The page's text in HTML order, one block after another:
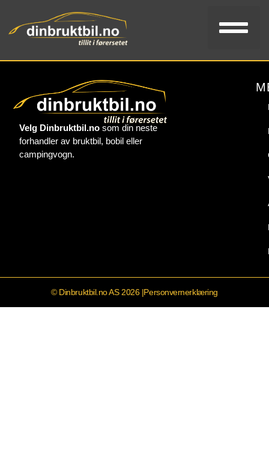
Velg Dinbruktbil.nosom din neste
forhandler av bruktbil, bobil eller
campingvogn.
© Dinbruktbil.no AS 2026 |Personvernerklæring